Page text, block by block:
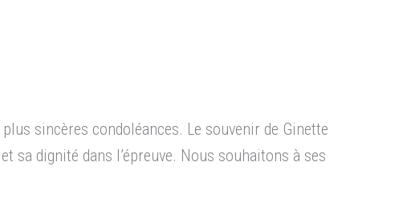
sincères condoléances. Le souvenir de Ginette
sa dignité dans l’épreuve. Nous souhaitons à ses